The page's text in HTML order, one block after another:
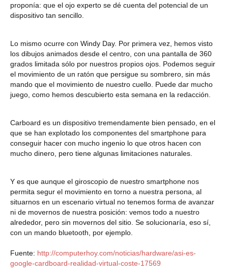
proponía: que el ojo experto se dé cuenta del potencial de un
dispositivo tan sencillo.
Lo mismo ocurre con Windy Day. Por primera vez, hemos visto
los dibujos animados desde el centro, con una pantalla de 360
grados limitada sólo por nuestros propios ojos . Podemos seguir
el movimiento de un ratón que persigue su sombrero, sin más
mando que el movimiento de nuestro cuello. Puede dar mucho
juego, como hemos descubierto esta semana en la redacción.
Carboard es un dispositivo tremendamente bien pensado, en el
que se han explotado los componentes del smartphone para
conseguir hacer con mucho ingenio lo que otros hacen con
mucho dinero, pero tiene algunas limitaciones naturales.
Y es que aunque el giroscopio de nuestro smartphone nos
permita segur el movimiento en torno a nuestra persona , al
situarnos en un escenario virtual no tenemos forma de avanzar
ni de movernos de nuestra posición: vemos todo a nuestro
alrededor, pero sin movernos del sitio. Se solucionaría, eso sí,
con un mando bluetooth, por ejemplo.
Fuente: http://computerhoy.com/noticias/hardware/asi-es-
google-cardboard-realidad-virtual-coste-17569